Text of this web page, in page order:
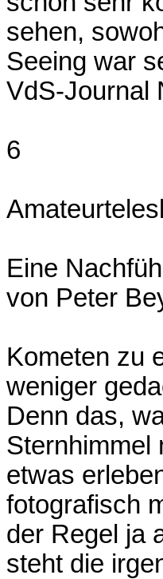
sehen,
Seeing war
VdS-Journal
6
Eine
von Peter
Kometen zu
weniger
Denn das,
Sternhimmel
etwas
fotografisch
der Regel ja
steht die